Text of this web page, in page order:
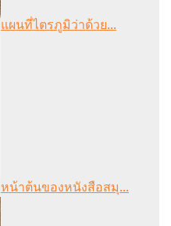
แผนที่ไตรภูมิว่าด้วย...
หน้าต้นของหนังสือสมุ...